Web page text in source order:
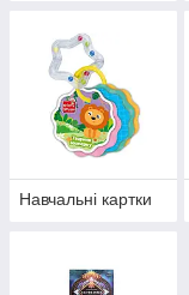
Навчальні картки